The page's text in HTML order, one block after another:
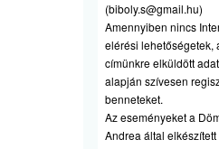
(biboly.s@gmail.hu)
Amennyiben nincs
elérési lehetőségetek,
címünkre elküldött
alapján szívesen
benneteket.
Az eseményeket a
Andrea által